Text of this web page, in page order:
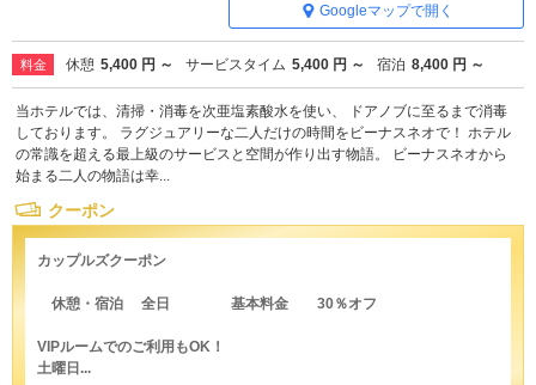
Googleマップで開く
料金 休憩 5,400 円 ～ サービスタイム 5,400 円 ～ 宿泊 8,400 円 ～
当ホテルでは、清掃・消毒を次亜塩素酸水を使い、 ドアノブに至るまで消毒
しております。 ラグジュアリーな二人だけの時間をビーナスネオで！ ホテル
の常識を超える最上級のサービスと空間が作り出す物語。 ビーナスネオから
始まる二人の物語は幸...
クーポン
カップルズクーポン
休憩・宿泊 全日 基本料金 30％オフ
VIPルームでのご利用もOK！
土曜日...